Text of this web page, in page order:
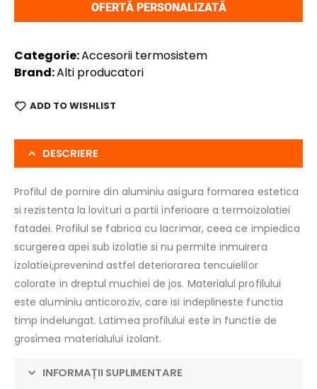
OFERTĂ PERSONALIZATĂ
Categorie:Accesorii termosistem
Brand:Alti producatori
ADD TO WISHLIST
DESCRIERE
Profilul de pornire din aluminiu asigura formarea estetica
si rezistenta la lovituri a partii inferioare a termoizolatiei
fatadei. Profilul se fabrica cu lacrimar, ceea ce impiedica
scurgerea apei sub izolatie si nu permite inmuirera
izolatiei,prevenind astfel deteriorarea tencuielilor
colorate in dreptul muchiei de jos. Materialul profilului
este aluminiu anticoroziv, care isi indeplineste functia
timp indelungat. Latimea profilului este in functie de
grosimea materialului izolant.
INFORMAȚII SUPLIMENTARE